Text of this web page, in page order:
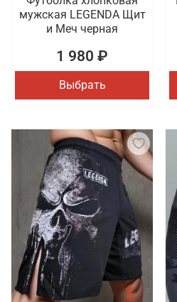
мужская LEGENDA Щит
и Меч черная
1 980 ₽
Выбрать